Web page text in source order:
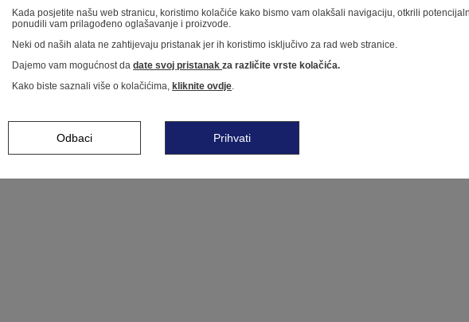
Kada posjetite našu web stranicu, koristimo kolačiće kako bismo vam olakšali navigaciju, otkrili
ponudili vam prilagođeno oglašavanje i proizvode.
Neki od naših alata ne zahtijevaju pristanak jer ih koristimo isključivo za rad web stranice.
Dajemo vam mogućnost da date svoj pristanak za različite vrste kolačića.
Kako biste saznali više o kolačićima, kliknite ovdje.
Odbaci Prihvati